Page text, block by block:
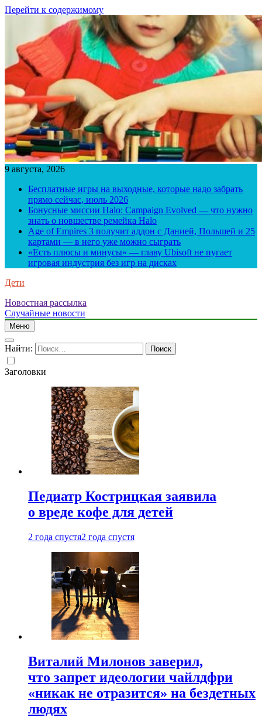
Перейти к содержимому
9 августа, 2026
Бесплатные игры на выходные, которые надо забрать
прямо сейчас, июль 2026
Бонусные миссии Halo: Campaign Evolved — что нужно
знать о новшестве ремейка Halo
Age of Empires 3 получит аддон с Данией, Польшей и 25
картами — в него уже можно сыграть
«Есть плюсы и минусы» — главу Ubisoft не пугает
игровая индустрия без игр на дисках
Дети
Новостная рассылка
Случайные новости
Меню
Найти:
Заголовки
Педиатр Кострицкая заявила
о вреде кофе для детей
2 года спустя2 года спустя
Виталий Милонов заверил,
что запрет идеологии чайлдфри
«никак не отразится» на бездетных
людях